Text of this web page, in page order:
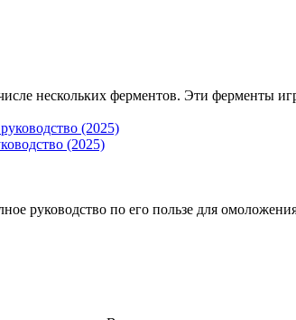
нескольких ферментов. Эти ферменты
(2025)
руководство по его пользе для